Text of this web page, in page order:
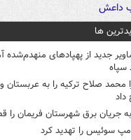
ها
جدید از پهپادهای منهدم‌شده
محمد صلاح ترکیه را به عربستان و
داد
جریان برق شهرستان فریمان را
سوئیس را تهدید کرد